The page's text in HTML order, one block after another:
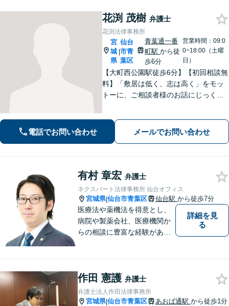
花渕 茂樹 弁護士
花渕法律事務所
宮
城
県
|
仙台
市青
葉区
青葉通一番
町駅から徒
歩6分
営業時間：09:0
0~18:00（土曜
日）
【大町西公園駅徒歩6分】【初回相談無
料】「敷居は低く、志は高く」をモッ
トーに、ご相談者様のお話にじっくり
と変え、未来を見据えて全力で伴走い
たします。【電話・メール・WEB相談
電話でお問い合わせ メールでお問い合わせ
有村 章宏 弁護士
ネクスパート法律事務所 仙台オフィス
宮城県|仙台市青葉区 仙台駅 から徒歩7分
医療法や薬機法を得意とし、
病院や製薬会社、医療機関か
らの相談に豊富な経験があり
ニケーション力」「リサーチ
力」をフルに用いて、真の救
済を目指します。【分割払い
詳細を見
る
作田 憲護 弁護士
弁護士法人作田法律事務所
宮城県|仙台市青葉区 あおば通駅 から徒歩1分